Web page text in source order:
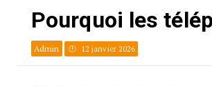
Pourquoi les
Admin 12 janvier 2026